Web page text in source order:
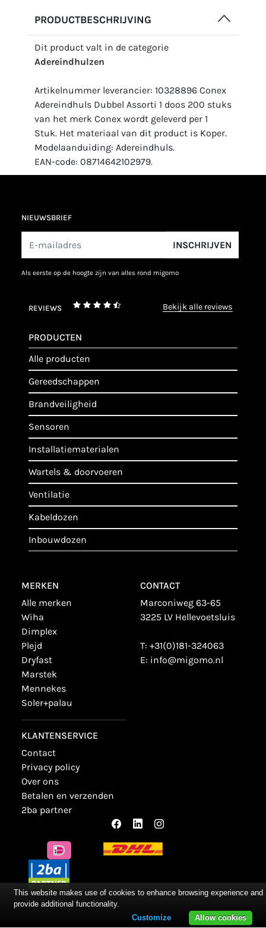
PRODUCTBESCHRIJVING
Dit product valt in de categorie
Adereindhulzen
Artikelnummer leverancier: 10328896 Conex
Adereindhuls Dubbel Assorti 1 doos 200 stuks
van het merk Conex wordt geleverd per 1
Stuk. Het materiaal van dit product is Koper.
Modelaanduiding: Adereindhuls.
EAN-code: 08714642102979.
NIEUWSBRIEF
INSCHRIJVEN
als eerste op de hoogte zijn van alles rond migomo
REVIEWS bekijk alle reviews
PRODUCTEN
alle producten
gereedschappen
brandveiligheid
sensoren
installatiematerialen
wartels & doorvoeren
ventilatie
kabeldozen
inbouwdozen
MERKEN
alle merken
wiha
dimplex
plejd
dryfast
marstek
mennekes
soler+palau
KLANTENSERVICE
contact
privacy policy
over ons
betalen en verzenden
2ba partner
CONTACT
Marconiweg 63-65
3225 LV Hellevoetsluis
T: +31(0)181-324063
E: info@migomo.nl
This website makes use of cookies to enhance browsing experience and
provide additional functionality.
Allow cookies
Customize